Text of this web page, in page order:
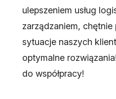
ulepszeniem usług
zarządzaniem, chętnie
sytuacje naszych
optymalne
do współpracy!